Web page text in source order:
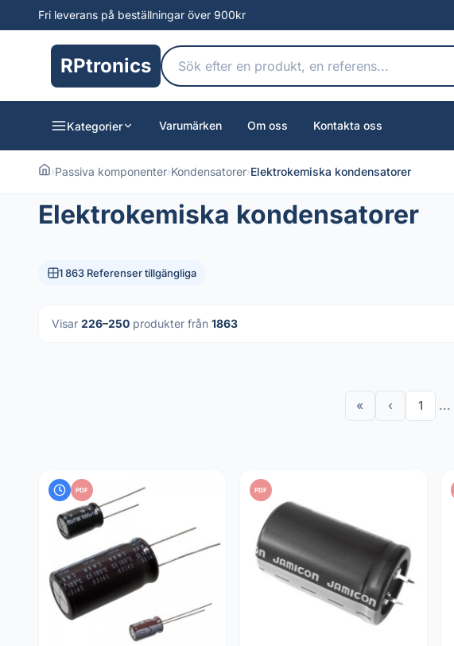
Fri leverans på beställningar över 900kr
RPtronics
Kategorier Varumärken Om oss Kontakta oss
›Passiva komponenter›Kondensatorer›Elektrokemiska kondensatorer
Elektrokemiska kondensatorer
1 863 Referenser tillgängliga
Visar 226–250 produkter från 1863
« ‹ 1 ...
PDF PDF